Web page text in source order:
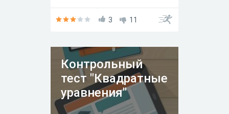
установлении соответствий.
3 11
Контрольный
тест "Квадратные
уравнения"